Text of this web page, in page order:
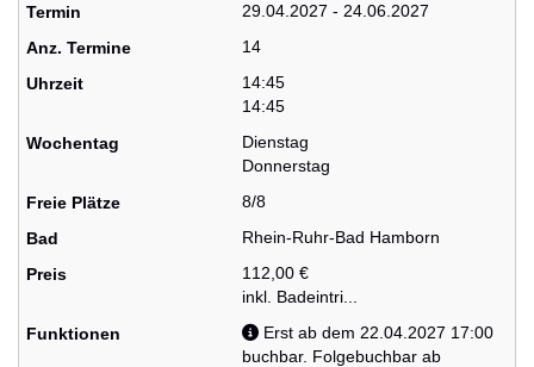
29.04.2027 - 24.06.2027
14
14:45
14:45
Dienstag
Donnerstag
8/8
Rhein-Ruhr-Bad Hamborn
112,00 €
inkl. Badeintri...
Erst ab dem 22.04.2027 17:00
buchbar. Folgebuchbar ab